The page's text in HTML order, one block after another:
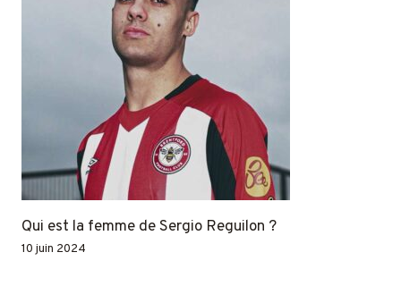
Qui est la femme de Sergio Reguilon ?
10 juin 2024